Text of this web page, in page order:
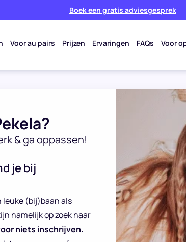
Boek een gratis adviesgesprek
Voor au pairs Prijzen Ervaringen FAQs Voor
& ga oppassen!
je bij
leuke (bij)baan als
namelijk op zoek naar
niets inschrijven.